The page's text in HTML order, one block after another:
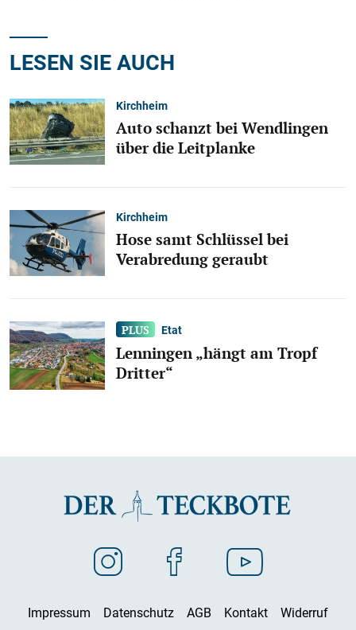
LESEN SIE AUCH
Kirchheim
Auto schanzt bei Wendlingen
über die Leitplanke
Kirchheim
Hose samt Schlüssel bei
Verabredung geraubt
Etat
Lenningen „hängt am Tropf
Dritter“
Impressum Datenschutz AGB Kontakt
Widerruf